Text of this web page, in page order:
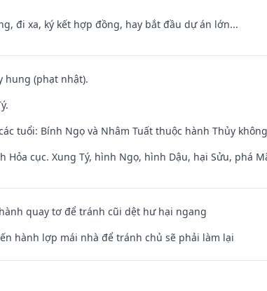
đi xa, ký kết hợp đồng, hay bắt đầu dự án lớn...
hung (phạt nhật).
tuổi: Bính Ngọ và Nhâm Tuất thuộc hành Thủy
cục. Xung Tý, hình Ngọ, hình Dậu, hại Sửu, phá
quay tơ để tránh cũi dệt hư hại ngang
hành lợp mái nhà để tránh chủ sẽ phải làm lại